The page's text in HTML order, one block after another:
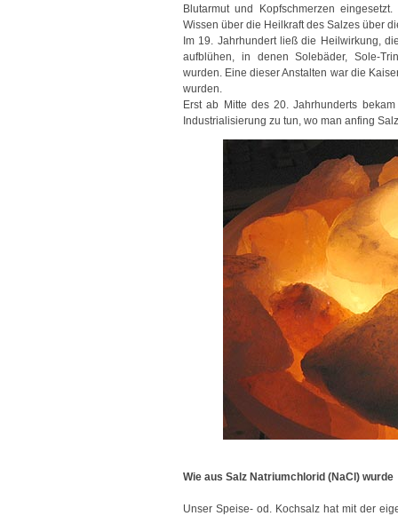
Blutarmut und Kopfschmerzen
Wissen über die Heilkraft des Salzes über
Im 19. Jahrhundert ließ die Heilwirkung,
aufblühen, in denen Solebäder, Sole-
wurden. Eine dieser Anstalten war die
wurden.
Erst ab Mitte des 20. Jahrhunderts
Industrialisierung zu tun, wo man anfing
Wie aus Salz Natriumchlorid (NaCl) wurde
Unser Speise- od. Kochsalz hat mit der